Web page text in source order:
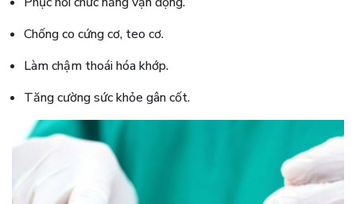
Chống co cứng cơ, teo cơ.
Làm chậm thoái hóa khớp.
Tăng cường sức khỏe gân cốt.